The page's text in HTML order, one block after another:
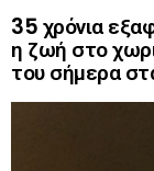
35 χρόνια
η ζωή στο
του σήμερα